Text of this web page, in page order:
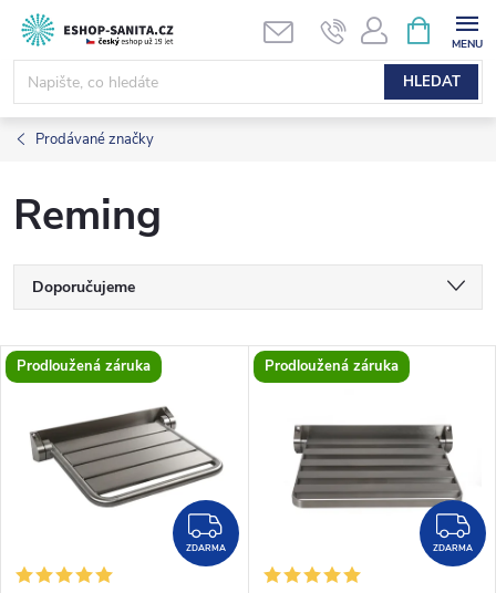
Přejít
obsah
HLEDAT
NÁKUPNÍ
KOŠÍK
Prodávané značky
Reming
Ř
a
z
e
í
Doporučujeme
Nejdražší
Nejprodávanější
Abecedně
V
ý
p
Prodloužená záruka
ZDARMA
ZDARMA
Prodloužená záruka
ZDARMA